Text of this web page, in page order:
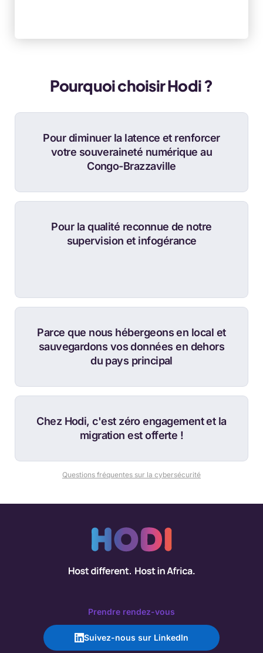
Pourquoi choisir Hodi ?
Pour diminuer la latence et renforcer
votre souveraineté numérique au
Congo-Brazzaville
Pour la qualité reconnue de notre
supervision et infogérance
Parce que nous hébergeons en local et
sauvegardons vos données en dehors
du pays principal
Chez Hodi, c'est zéro engagement et la
migration est offerte !
Questions fréquentes sur la cybersécurité
Prendre rendez-vous
Suivez-nous sur LinkedIn